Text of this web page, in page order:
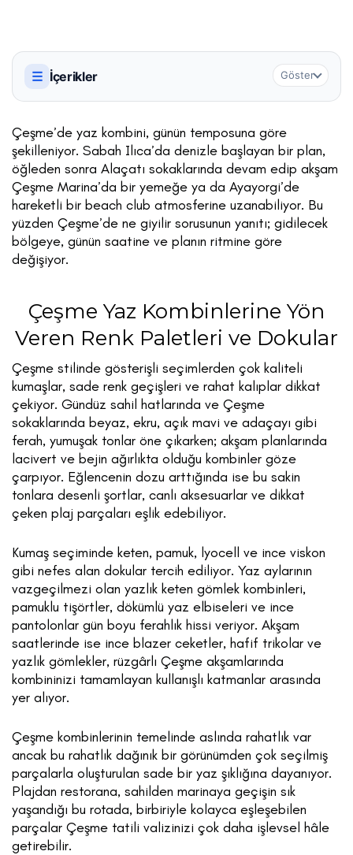
☰ İçerikler Göster
Çeşme’de yaz kombini, günün temposuna göre
şekilleniyor. Sabah Ilıca’da denizle başlayan bir plan,
öğleden sonra Alaçatı sokaklarında devam edip akşam
Çeşme Marina’da bir yemeğe ya da Ayayorgi’de
hareketli bir beach club atmosferine uzanabiliyor. Bu
yüzden Çeşme’de ne giyilir sorusunun yanıtı; gidilecek
bölgeye, günün saatine ve planın ritmine göre
değişiyor.
Çeşme Yaz Kombinlerine Yön
Veren Renk Paletleri ve Dokular
Çeşme stilinde gösterişli seçimlerden çok kaliteli
kumaşlar, sade renk geçişleri ve rahat kalıplar dikkat
çekiyor. Gündüz sahil hatlarında ve Çeşme
sokaklarında beyaz, ekru, açık mavi ve adaçayı gibi
ferah, yumuşak tonlar öne çıkarken; akşam planlarında
lacivert ve bejin ağırlıkta olduğu kombinler göze
çarpıyor. Eğlencenin dozu arttığında ise bu sakin
tonlara desenli şortlar, canlı aksesuarlar ve dikkat
çeken plaj parçaları eşlik edebiliyor.
Kumaş seçiminde keten, pamuk, lyocell ve ince viskon
gibi nefes alan dokular tercih ediliyor. Yaz aylarının
vazgeçilmezi olan yazlık keten gömlek kombinleri,
pamuklu tişörtler, dökümlü yaz elbiseleri ve ince
pantolonlar gün boyu ferahlık hissi veriyor. Akşam
saatlerinde ise ince blazer ceketler, hafif trikolar ve
yazlık gömlekler, rüzgârlı Çeşme akşamlarında
kombininizi tamamlayan kullanışlı katmanlar arasında
yer alıyor.
Çeşme kombinlerinin temelinde aslında rahatlık var
ancak bu rahatlık dağınık bir görünümden çok seçilmiş
parçalarla oluşturulan sade bir yaz şıklığına dayanıyor.
Plajdan restorana, sahilden marinaya geçişin sık
yaşandığı bu rotada, birbiriyle kolayca eşleşebilen
parçalar Çeşme tatili valizinizi çok daha işlevsel hâle
getirebilir.